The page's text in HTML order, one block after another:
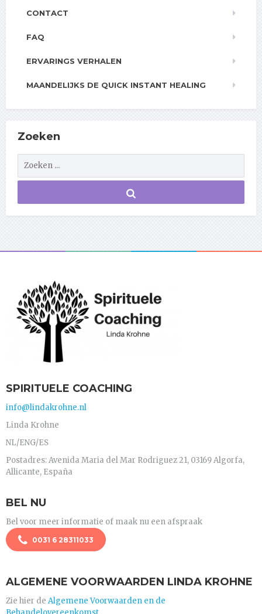
CONTACT
FAQ
ERVARINGS VERHALEN
MAANDELIJKS DE QUICK INSTANT HEALING
Zoeken
SPIRITUELE COACHING
info@lindakrohne.nl
Linda Krohne
NL/ENG/ES
Postadres: Avenida Maria del Mar Rodriguez 21, 03169 Algorfa,
Allicante, España
BEL NU
Bel voor meer informatie of maak nu een afspraak
0031 6 28311033
ALGEMENE VOORWAARDEN LINDA KROHNE
Zie hier de Algemene Voorwaarden en de